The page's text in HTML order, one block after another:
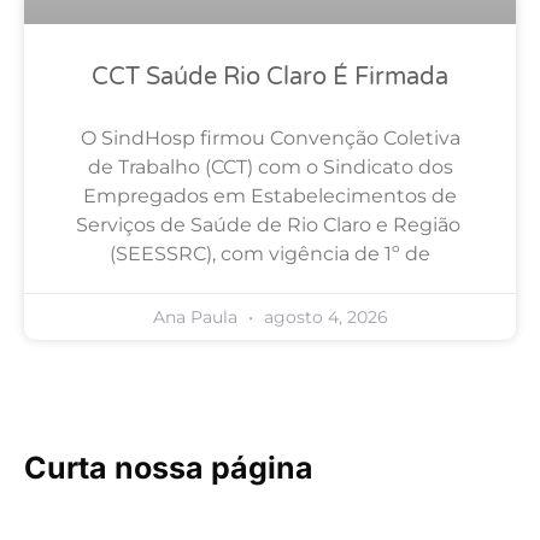
CCT Saúde Rio Claro É Firmada
O SindHosp firmou Convenção Coletiva
de Trabalho (CCT) com o Sindicato dos
Empregados em Estabelecimentos de
Serviços de Saúde de Rio Claro e Região
(SEESSRC), com vigência de 1º de
Ana Paula agosto 4, 2026
Curta nossa página